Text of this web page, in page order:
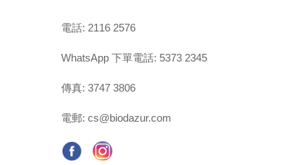
電話: 2116 2576
WhatsApp 下單電話: 5373 2345
傳真: 3747 3806
電郵: cs@biodazur.com